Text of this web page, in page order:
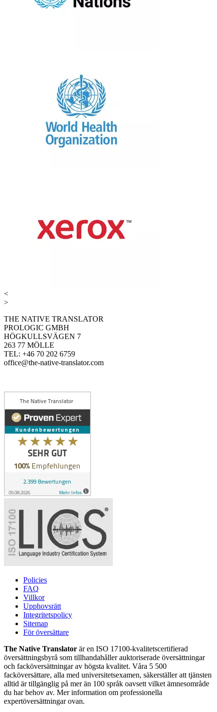
<
>
THE NATIVE TRANSLATOR
PROLOGIC GMBH
HÖGKULLSVÄGEN 7
263 77 MÖLLE
TEL: +46 70 202 6759
office@the-native-translator.com
Policies
FAQ
Villkor
Upphovsrätt
Integritetspolicy
Sitemap
För översättare
The Native Translator är en ISO 17100-kvalitetscertifierad
översättningsbyrå som tillhandahåller auktoriserade översättningar
och facköversättningar av högsta kvalitet. Våra 5 500
facköversättare, alla med universitetsexamen, säkerställer att tjänsten
alltid är tillgänglig på mer än 100 språk oavsett vilket ämnesområde
du har behov av. Mer information om professionella
expertöversättningar ovan.